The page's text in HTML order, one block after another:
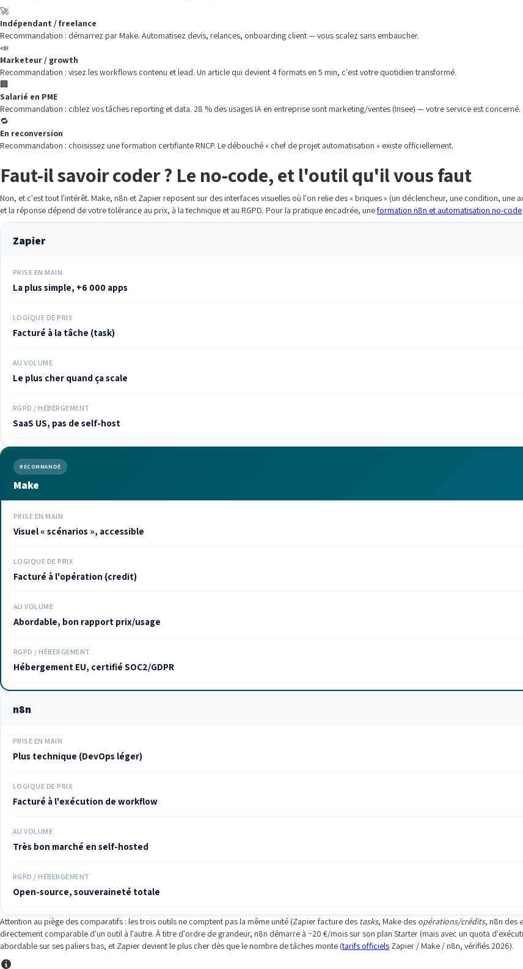
🚀
Indépendant / freelance
Recommandation : démarrez par Make. Automatisez devis, relances, onboarding client — vous scalez sans embaucher.
📣
Marketeur / growth
Recommandation : visez les workflows contenu et lead. Un article qui devient 4 formats en 5 min, c'est votre quotidien transformé.
🏢
Salarié en PME
Recommandation : ciblez vos tâches reporting et data. 28 % des usages IA en entreprise sont marketing/ventes (Insee) — votre service est concerné.
🔁
En reconversion
Recommandation : choisissez une formation certifiante RNCP. Le débouché « chef de projet automatisation » existe officiellement.
Faut-il savoir coder ? Le no-code, et l'outil qu'il vous faut
Non, et c'est tout l'intérêt. Make, n8n et Zapier reposent sur des interfaces visuelles où l'on relie des « briques » (un déclencheur, une condition, une
et la réponse dépend de votre tolérance au prix, à la technique et au RGPD. Pour la pratique encadrée, uneformation n8n et automatisation no-code
Zapier
PRISE EN MAIN
La plus simple, +6 000 apps
LOGIQUE DE PRIX
Facturé à la tâche (task)
AU VOLUME
Le plus cher quand ça scale
RGPD / HÉBERGEMENT
SaaS US, pas de self-host
RECOMMANDÉ
Make
PRISE EN MAIN
Visuel « scénarios », accessible
LOGIQUE DE PRIX
Facturé à l'opération (credit)
AU VOLUME
Abordable, bon rapport prix/usage
RGPD / HÉBERGEMENT
Hébergement EU, certifié SOC2/GDPR
n8n
PRISE EN MAIN
Plus technique (DevOps léger)
LOGIQUE DE PRIX
Facturé à l'exécution de workflow
AU VOLUME
Très bon marché en self-hosted
RGPD / HÉBERGEMENT
Open-source, souveraineté totale
Attention au piège des comparatifs : les trois outils ne comptent pas la même unité (Zapier facture des tasks, Make des opérations/crédits, n8n des
directement comparable d'un outil à l'autre. À titre d'ordre de grandeur, n8n démarre à ~20 €/mois sur son plan Starter (mais avec un quota
abordable sur ses paliers bas, et Zapier devient le plus cher dès que le nombre de tâches monte (tarifs officiels Zapier / Make / n8n, vérifiés 2026).